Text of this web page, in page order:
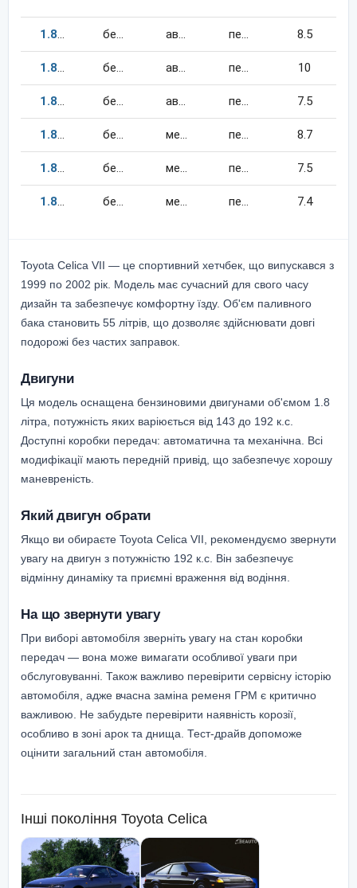
1.8192 бензин автомат передній 8.5
1.8143 бензин автомат передній 10
1.8182 бензин автомат передній 7.5
1.8143 бензин механіка передній 8.7
1.8182 бензин механіка передній 7.5
1.8192 бензин механіка передній 7.4
Toyota Celica VII — це спортивний хетчбек, що випускався з
1999 по 2002 рік. Модель має сучасний для свого часу
дизайн та забезпечує комфортну їзду. Об'єм паливного
бака становить 55 літрів, що дозволяє здійснювати довгі
подорожі без частих заправок.
Двигуни
Ця модель оснащена бензиновими двигунами об'ємом 1.8
літра, потужність яких варіюється від 143 до 192 к.с.
Доступні коробки передач: автоматична та механічна. Всі
модифікації мають передній привід, що забезпечує хорошу
маневреність.
Який двигун обрати
Якщо ви обираєте Toyota Celica VII, рекомендуємо звернути
увагу на двигун з потужністю 192 к.с. Він забезпечує
відмінну динаміку та приємні враження від водіння.
На що звернути увагу
При виборі автомобіля зверніть увагу на стан коробки
передач — вона може вимагати особливої уваги при
обслуговуванні. Також важливо перевірити сервісну історію
автомобіля, адже вчасна заміна ременя ГРМ є критично
важливою. Не забудьте перевірити наявність корозії,
особливо в зоні арок та днища. Тест-драйв допоможе
оцінити загальний стан автомобіля.
Інші покоління Toyota Celica